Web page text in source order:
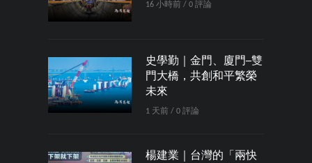
16 小時前 / 0 評論
史學勤｜金門、廈門─雙
門大橋，共創和平繁榮
未來
1 天前 / 0 評論
楊建業｜台灣的「兩快